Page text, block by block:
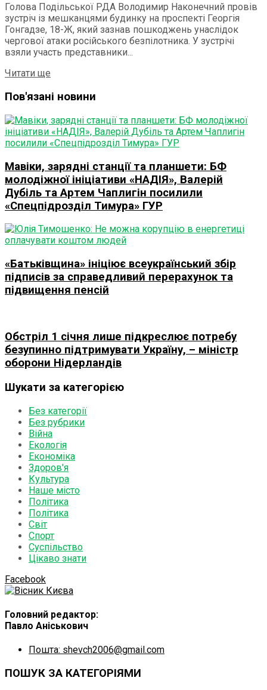
Голова Подільської РДА Володимир Наконечний провів
зустріч із мешканцями будинку на проспекті Георгія
Гонгадзе, 18-Ж, який зазнав пошкоджень унаслідок
чергової атаки російського безпілотника. У зустрічі
взяли участь представники...
Читати ще
Пов'язані новини
Мавіки, зарядні станції та планшети: БФ
молодіжної ініціативи «НАДІЯ», Валерій
Дубіль та Артем Чаплигін посилили
«Спецпідрозділ Тимура» ГУР
«Батьківщина» ініціює всеукраїнський збір
підписів за справедливий перерахунок та
підвищення пенсій
Обстріл 1 січня лише підкреслює потребу
безупинно підтримувати Україну, – міністр
оборони Нідерландів
Шукати за категорією
Без категорії
Без рубрики
Війна
Екологія
Економіка
Здоров'я
Культура
Наше місто
Політика
Політика
Світ
Спорт
Суспільство
Цікаво знати
Facebook
Головний редактор:
Павло Аніськович
Пошта: shevch2006@gmail.com
ПОШУК ЗА КАТЕГОРІЯМИ